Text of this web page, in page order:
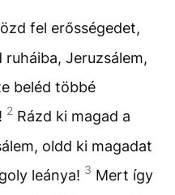
fel erősségedet,
Jeruzsálem,
beléd többé
2 Rázd ki magad a
oldd ki magadat
leánya! 3 Mert így